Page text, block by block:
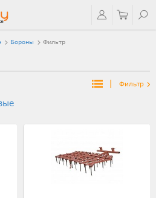
Бороны Фильтр
| Фильтр